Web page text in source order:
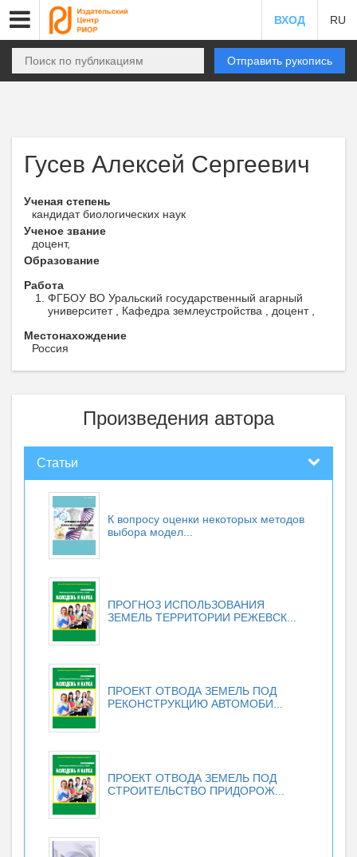
ВХОД RU
Отправить рукопись
Гусев Алексей Сергеевич
Ученая степень
кандидат биологических наук
Ученое звание
доцент,
Образование
Работа
ФГБОУ ВО Уральский государственный агарный
университет , Кафедра землеустройства , доцент ,
Местонахождение
Россия
Произведения автора
Статьи
К вопросу оценки некоторых методов
выбора модел...
ПРОГНОЗ ИСПОЛЬЗОВАНИЯ
ЗЕМЕЛЬ ТЕРРИТОРИИ РЕЖЕВСК...
ПРОЕКТ ОТВОДА ЗЕМЕЛЬ ПОД
РЕКОНСТРУКЦИЮ АВТОМОБИ...
ПРОЕКТ ОТВОДА ЗЕМЕЛЬ ПОД
СТРОИТЕЛЬСТВО ПРИДОРОЖ...